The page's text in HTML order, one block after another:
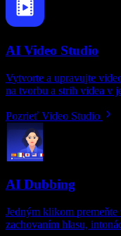
AI Video Studio
Vytvorte a upravujte
na tvorbu a strih videa v
Pozrieť Video Studio
AI Dubbing
Jedným klikom
zachovaním hlasu,